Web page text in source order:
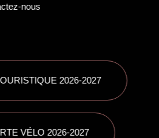
nous
2026-2027
VÉLO 2026-2027